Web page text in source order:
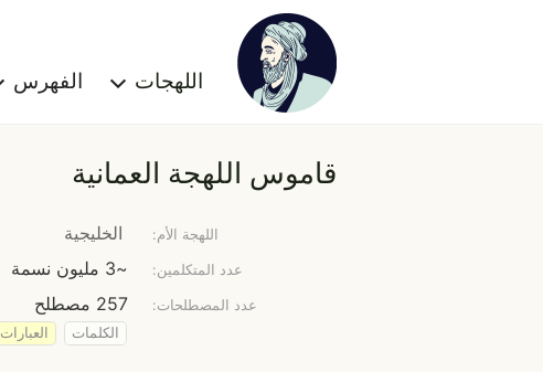
اللهجات الفهرس
قاموس اللهجة العمانية
اللهجة الأم: الخليجية
عدد المتكلمين: ~3 مليون نسمة
عدد المصطلحات: 257 مصطلح
الكلمات العبارات